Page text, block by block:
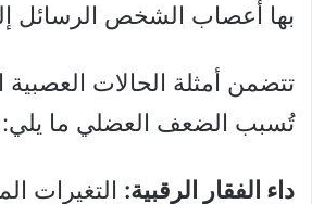
بها أعصاب الشخص الرسائل
تتضمن أمثلة الحالات
تُسبب الضعف العضلي ما يلي:
داء الفقار الرقبية: التغيرات